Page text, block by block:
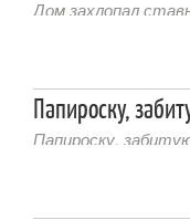
Дом захлопал
Папироску,
Папироску,